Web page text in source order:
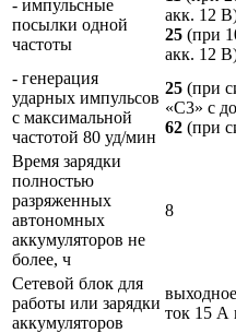
- импульсные
посылки одной
частоты
акк. 12
25 (при
акк. 12
- генерация
ударных импульсов
с максимальной
частотой 80 уд/мин
25 (при
«С3» с
62 (при
Время зарядки
полностью
разряженных
автономных
аккумуляторов не
более, ч
8
Сетевой блок для
работы или зарядки
аккумуляторов
ток 15 А